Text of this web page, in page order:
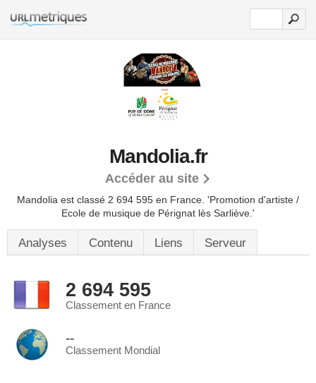
Mandolia.fr
Accéder au site
Mandolia est classé 2 694 595 en France. 'Promotion d'artiste /
Ecole de musique de Pérignat lès Sarliève.'
Analyses Contenu Liens Serveur
2 694 595
Classement en France
--
Classement Mondial